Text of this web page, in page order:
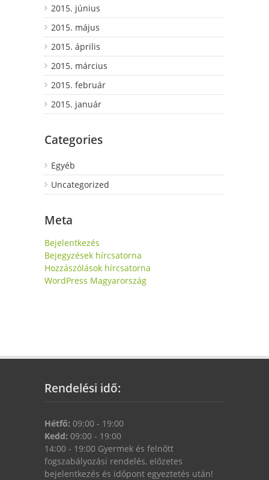
2015. június
2015. május
2015. április
2015. március
2015. február
2015. január
Categories
Egyéb
Uncategorized
Meta
Bejelentkezés
Bejegyzések hírcsatorna
Hozzászólások hírcsatorna
WordPress Magyarország
Rendelési idő:
Hétfő: 09:00 - 19:00
Kedd: 09:00 - 19:00
14:00 - 19:00 Gyermek és felnőtt
fogszabályozási rendelés, előzetes
bejelentkezés és időpont egyeztetés után!